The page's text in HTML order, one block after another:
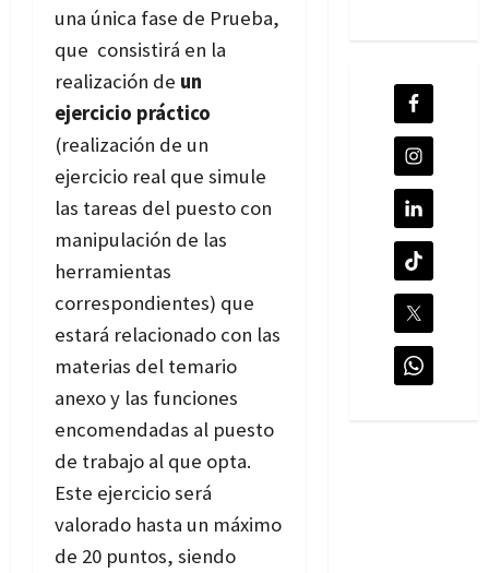
una única fase de Prueba,
que consistirá en la
realización de un
ejercicio práctico
(realización de un
ejercicio real que simule
las tareas del puesto con
manipulación de las
herramientas
correspondientes) que
estará relacionado con las
materias del temario
anexo y las funciones
encomendadas al puesto
de trabajo al que opta.
Este ejercicio será
valorado hasta un máximo
de 20 puntos, siendo